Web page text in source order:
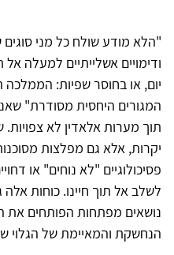
"הלא מודע שולח כל מני סוגים
ודימויים אשלייתיים למעלה
יום, או בחוסר שפיות:
המגורים היחסית מסודרת"
תוך מערות אלאדין לא
יקרות, אלא גם מפלצות
פסיכולוגיים "לא נוחים" או
לשלב אל תוך חיינו. כוחות
נושאים מפתחות הפותחים
הנחשקת והמאיימת של הגלוי